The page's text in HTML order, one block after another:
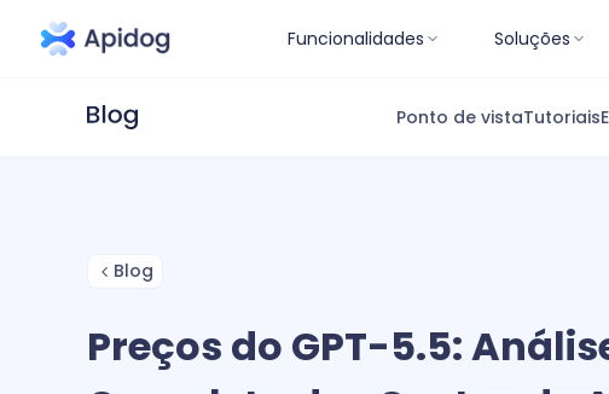
Funcionalidades Soluções
Ponto de vistaTutoriais
Blog
Preços do GPT-5.5: